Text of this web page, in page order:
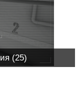
(25)